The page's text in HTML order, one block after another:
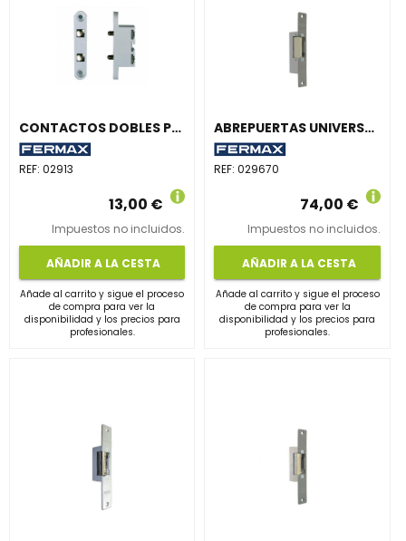
CONTACTOS DOBLES PARA PUERTAS DC GRIS
REF: 02913
13,00 €
Impuestos no incluidos.
AÑADIR A LA CESTA
Añade al carrito y sigue el proceso
de compra para ver la
disponibilidad y los precios para
profesionales.
ABREPUERTAS UNIVERSAL N-512-S CTC 12Vcc
REF:029670
74,00 €
Impuestos no incluidos.
AÑADIR A LA CESTA
Añade al carrito y sigue el proceso
de compra para ver la
disponibilidad y los precios para
profesionales.